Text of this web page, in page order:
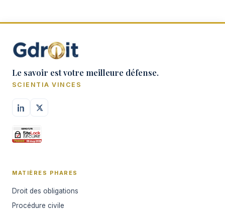
Le savoir est votre meilleure défense.
SCIENTIA VINCES
MATIÈRES PHARES
Droit des obligations
Procédure civile